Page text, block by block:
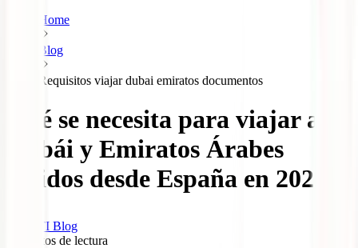
Home
Blog
Requisitos viajar dubai emiratos documentos
Qué se necesita para viajar a
Dubái y Emiratos Árabes
Unidos desde España en 2025
IATI Blog
minutos de lectura